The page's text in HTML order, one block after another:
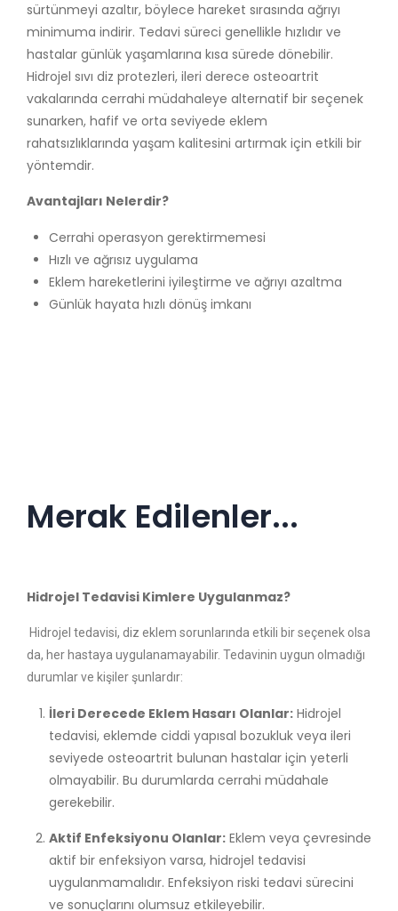
sürtünmeyi azaltır, böylece hareket sırasında ağrıyı
minimuma indirir. Tedavi süreci genellikle hızlıdır ve
hastalar günlük yaşamlarına kısa sürede dönebilir.
Hidrojel sıvı diz protezleri, ileri derece osteoartrit
vakalarında cerrahi müdahaleye alternatif bir seçenek
sunarken, hafif ve orta seviyede eklem
rahatsızlıklarında yaşam kalitesini artırmak için etkili bir
yöntemdir.
Avantajları Nelerdir?
Cerrahi operasyon gerektirmemesi
Hızlı ve ağrısız uygulama
Eklem hareketlerini iyileştirme ve ağrıyı azaltma
Günlük hayata hızlı dönüş imkanı
Merak Edilenler...
Hidrojel Tedavisi Kimlere Uygulanmaz?
Hidrojel tedavisi, diz eklem sorunlarında etkili bir seçenek olsa
da, her hastaya uygulanamayabilir. Tedavinin uygun olmadığı
durumlar ve kişiler şunlardır:
İleri Derecede Eklem Hasarı Olanlar: Hidrojel
tedavisi, eklemde ciddi yapısal bozukluk veya ileri
seviyede osteoartrit bulunan hastalar için yeterli
olmayabilir. Bu durumlarda cerrahi müdahale
gerekebilir.
Aktif Enfeksiyonu Olanlar: Eklem veya çevresinde
aktif bir enfeksiyon varsa, hidrojel tedavisi
uygulanmamalıdır. Enfeksiyon riski tedavi sürecini
ve sonuçlarını olumsuz etkileyebilir.